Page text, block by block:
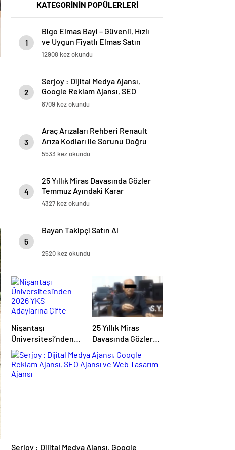
KATEGORİNİN POPÜLERLERİ
1
Bigo Elmas Bayi – Güvenli, Hızlı
ve Uygun Fiyatlı Elmas Satın
Almanın Yeni Adresi
12908 kez okundu
2
Serjoy : Dijital Medya Ajansı,
Google Reklam Ajansı, SEO
Ajansı ve Web Tasarım Ajansı
8709 kez okundu
3
Araç Arızaları Rehberi Renault
Arıza Kodları ile Sorunu Doğru
Teşhis Etme
5533 kez okundu
4
25 Yıllık Miras Davasında Gözler
Temmuz Ayındaki Karar
Duruşmasına Çevrildi
4327 kez okundu
5
Bayan Takipçi Satın Al
2520 kez okundu
Nişantaşı
Üniversitesi’nden
2026 YKS
Adaylarına Çifte
Güvence: Sabit
25 Yıllık Miras
Davasında Gözler
Temmuz Ayındaki
Karar Duruşmasına
Serjoy : Dijital Medya Ajansı, Google